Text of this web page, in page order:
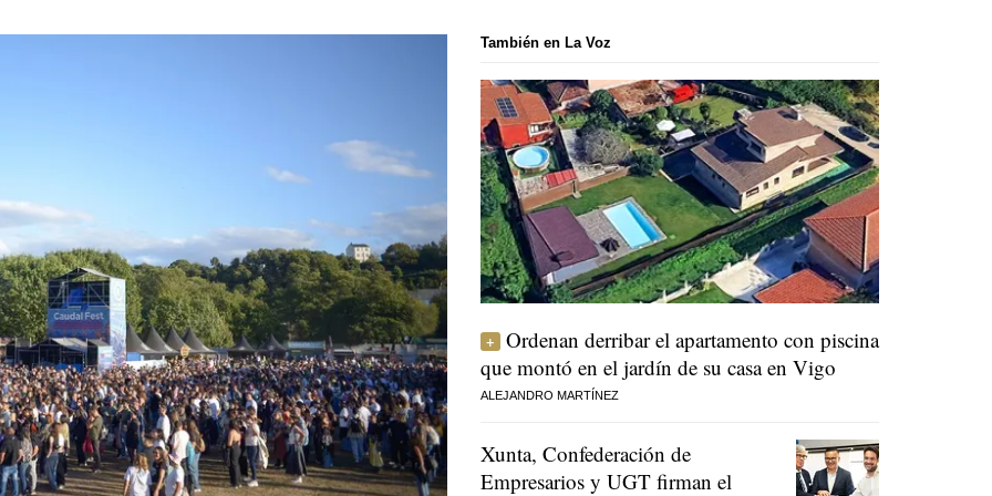
También en La Voz
Ordenan derribar el apartamento con piscina
que montó en el jardín de su casa en Vigo
ALEJANDRO MARTÍNEZ
Xunta, Confederación de
Empresarios y UGT firman el